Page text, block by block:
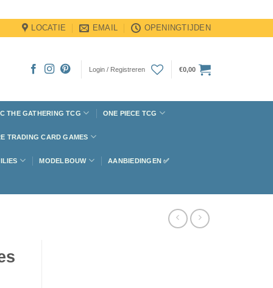
LOCATIE EMAIL OPENINGTIJDEN
Login / Registreren €0,00
THE GATHERING TCG ONE PIECE TCG
TRADING CARD GAMES
MODELBOUW AANBIEDINGEN ✅